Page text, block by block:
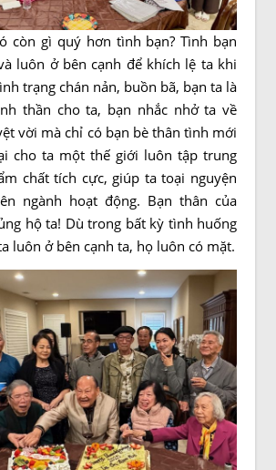
còn gì quý hơn tình bạn? Tình bạn
luôn ở bên cạnh để khích lệ ta khi
trạng chán nản, buồn bã, bạn ta là
thần cho ta, bạn nhắc nhở ta về
vời mà chỉ có bạn bè thân tình mới
cho ta một thế giới luôn tập trung
chất tích cực, giúp ta toại nguyện
ngành hoạt động. Bạn thân của
hộ ta! Dù trong bất kỳ tình huống
luôn ở bên cạnh ta, họ luôn có mặt.